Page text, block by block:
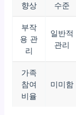
향상
수준
부작
용 관
리
일반적
관리
가족
참여
비율
미미함